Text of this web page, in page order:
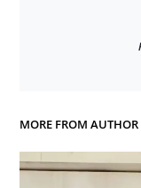
MORE FROM AUTHOR